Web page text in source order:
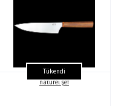
Tükendi
natürel şef